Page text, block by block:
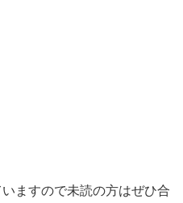
ますので未読の方はぜひ合